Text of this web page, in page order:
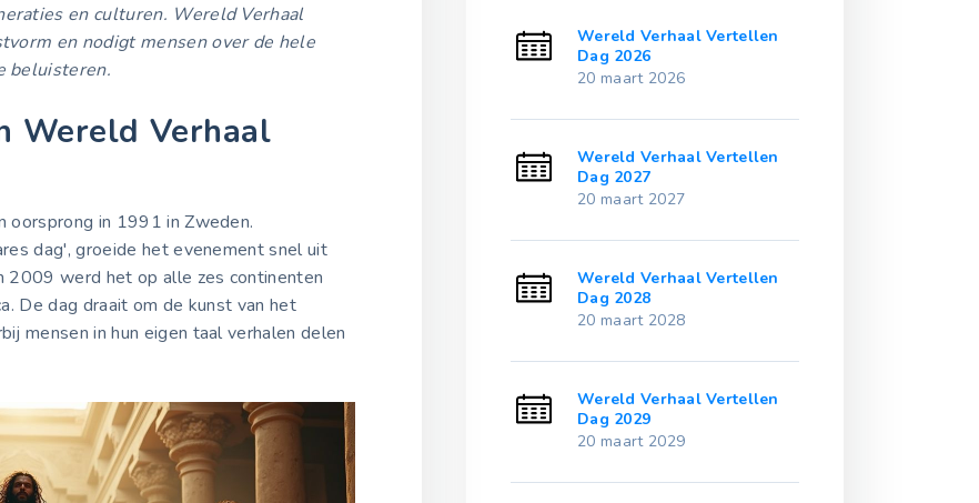
en culturen. Wereld Verhaal
en nodigt mensen over de hele
beluisteren.
Wereld Verhaal
oorsprong in 1991 in Zweden.
dag', groeide het evenement snel uit
2009 werd het op alle zes continenten
De dag draait om de kunst van het
mensen in hun eigen taal verhalen delen
Wereld Verhaal Vertellen
Wereld Verhaal Vertellen
Dag 2023
Wereld Verhaal Vertellen
Dag 2024
20 maart 2024
Wereld Verhaal Vertellen
Dag 2026
20 maart 2026
Wereld Verhaal Vertellen
Dag 2027
20 maart 2027
Wereld Verhaal Vertellen
Dag 2028
20 maart 2028
Wereld Verhaal Vertellen
Dag 2029
20 maart 2029